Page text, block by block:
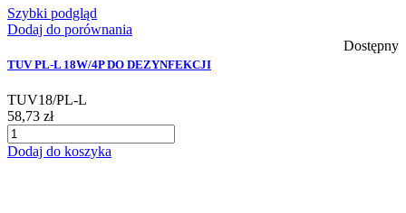
Szybki podgląd
Dodaj do porównania
Dostępny
TUV PL-L 18W/4P DO DEZYNFEKCJI
TUV18/PL-L
58,73 zł
Dodaj do koszyka